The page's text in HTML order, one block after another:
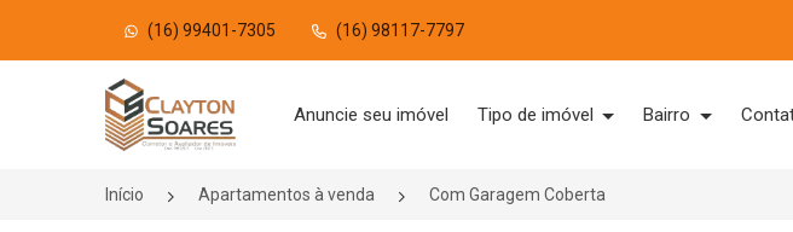
(16) 99401-7305 (16) 98117-7797
Página inicial
Anuncie seu imóvel Tipo de imóvel Bairro
Início Apartamentos à venda Com Garagem Coberta